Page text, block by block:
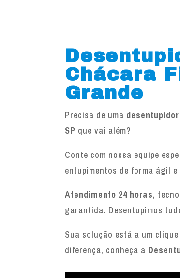
Chácara
Grande
Precisa de uma
SP que vai além?
Conte com nossa equipe
entupimentos de forma ágil
Atendimento 24 horas,
garantida. Desentupimos
Sua solução está a um
diferença, conheça a